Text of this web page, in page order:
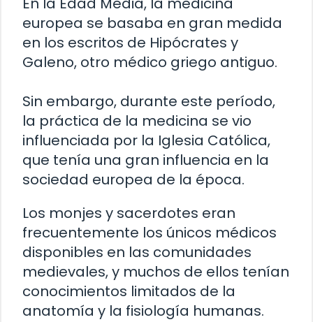
europea se basaba en gran medida
en los escritos de Hipócrates y
Galeno, otro médico griego antiguo.
Sin embargo, durante este período,
la práctica de la medicina se vio
influenciada por la Iglesia Católica,
que tenía una gran influencia en la
sociedad europea de la época.
Los monjes y sacerdotes eran
frecuentemente los únicos médicos
disponibles en las comunidades
medievales, y muchos de ellos tenían
conocimientos limitados de la
anatomía y la fisiología humanas.